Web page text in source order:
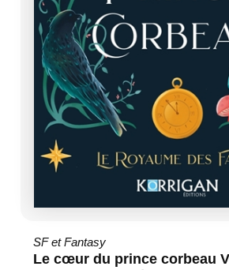
SF et Fantasy
Le cœur du prince corbeau